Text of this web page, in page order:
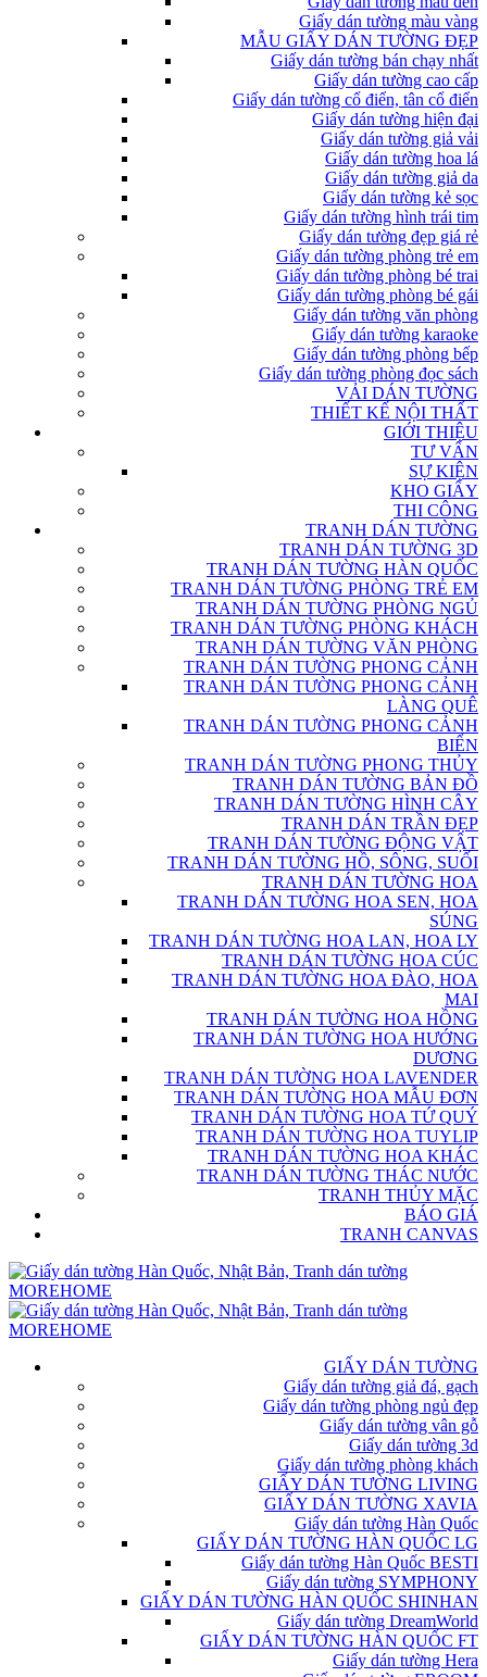
Giấy dán tường màu vàng
MẪU GIẤY DÁN TƯỜNG ĐẸP
Giấy dán tường bán chạy nhất
Giấy dán tường cao cấp
Giấy dán tường cổ điển, tân cổ điển
Giấy dán tường hiện đại
Giấy dán tường giả vải
Giấy dán tường hoa lá
Giấy dán tường giả da
Giấy dán tường kẻ sọc
Giấy dán tường hình trái tim
Giấy dán tường đẹp giá rẻ
Giấy dán tường phòng trẻ em
Giấy dán tường phòng bé trai
Giấy dán tường phòng bé gái
Giấy dán tường văn phòng
Giấy dán tường karaoke
Giấy dán tường phòng bếp
Giấy dán tường phòng đọc sách
VẢI DÁN TƯỜNG
THIẾT KẾ NỘI THẤT
GIỚI THIỆU
TƯ VẤN
SỰ KIỆN
KHO GIẤY
THI CÔNG
TRANH DÁN TƯỜNG
TRANH DÁN TƯỜNG 3D
TRANH DÁN TƯỜNG HÀN QUỐC
TRANH DÁN TƯỜNG PHÒNG TRẺ EM
TRANH DÁN TƯỜNG PHÒNG NGỦ
TRANH DÁN TƯỜNG PHÒNG KHÁCH
TRANH DÁN TƯỜNG VĂN PHÒNG
TRANH DÁN TƯỜNG PHONG CẢNH
TRANH DÁN TƯỜNG PHONG CẢNH
LÀNG QUÊ
TRANH DÁN TƯỜNG PHONG CẢNH
BIỂN
TRANH DÁN TƯỜNG PHONG THỦY
TRANH DÁN TƯỜNG BẢN ĐỒ
TRANH DÁN TƯỜNG HÌNH CÂY
TRANH DÁN TRẦN ĐẸP
TRANH DÁN TƯỜNG ĐỘNG VẬT
TRANH DÁN TƯỜNG HỒ, SÔNG, SUỐI
TRANH DÁN TƯỜNG HOA
TRANH DÁN TƯỜNG HOA SEN, HOA
SÚNG
TRANH DÁN TƯỜNG HOA LAN, HOA LY
TRANH DÁN TƯỜNG HOA CÚC
TRANH DÁN TƯỜNG HOA ĐÀO, HOA
MAI
TRANH DÁN TƯỜNG HOA HỒNG
TRANH DÁN TƯỜNG HOA HƯỚNG
DƯƠNG
TRANH DÁN TƯỜNG HOA LAVENDER
TRANH DÁN TƯỜNG HOA MẪU ĐƠN
TRANH DÁN TƯỜNG HOA TỨ QUÝ
TRANH DÁN TƯỜNG HOA TUYLIP
TRANH DÁN TƯỜNG HOA KHÁC
TRANH DÁN TƯỜNG THÁC NƯỚC
TRANH THỦY MẶC
BÁO GIÁ
TRANH CANVAS
GIẤY DÁN TƯỜNG
Giấy dán tường giả đá, gạch
Giấy dán tường phòng ngủ đẹp
Giấy dán tường vân gỗ
Giấy dán tường 3d
Giấy dán tường phòng khách
GIẤY DÁN TƯỜNG LIVING
GIẤY DÁN TƯỜNG XAVIA
Giấy dán tường Hàn Quốc
GIẤY DÁN TƯỜNG HÀN QUỐC LG
Giấy dán tường Hàn Quốc BESTI
Giấy dán tường SYMPHONY
GIẤY DÁN TƯỜNG HÀN QUỐC SHINHAN
Giấy dán tường DreamWorld
GIẤY DÁN TƯỜNG HÀN QUỐC FT
Giấy dán tường Hera